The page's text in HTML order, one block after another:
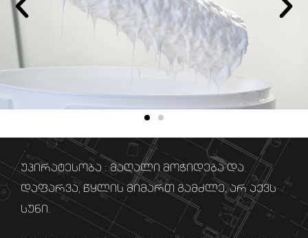
უპირატესობა : მაღალი მოჭიდება და
დაფარვა, წყლის მიმართ გამძლე, არ აქვს
სუნი.